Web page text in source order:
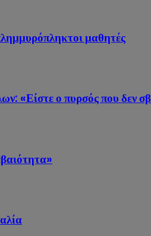
μαθητές
«Είστε ο πυρσός που δεν